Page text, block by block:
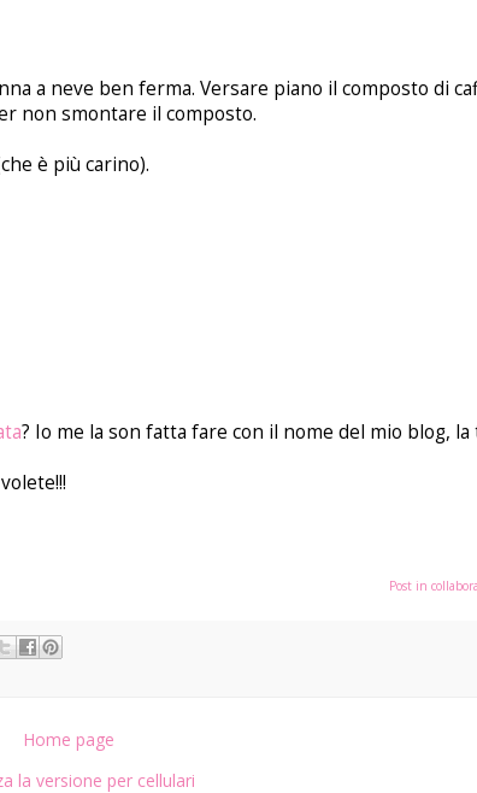
a neve ben ferma. Versare piano il composto di
non smontare il composto.
è più carino).
? Io me la son fatta fare con il nome del mio blog,
Post in
Home page
la versione per cellulari